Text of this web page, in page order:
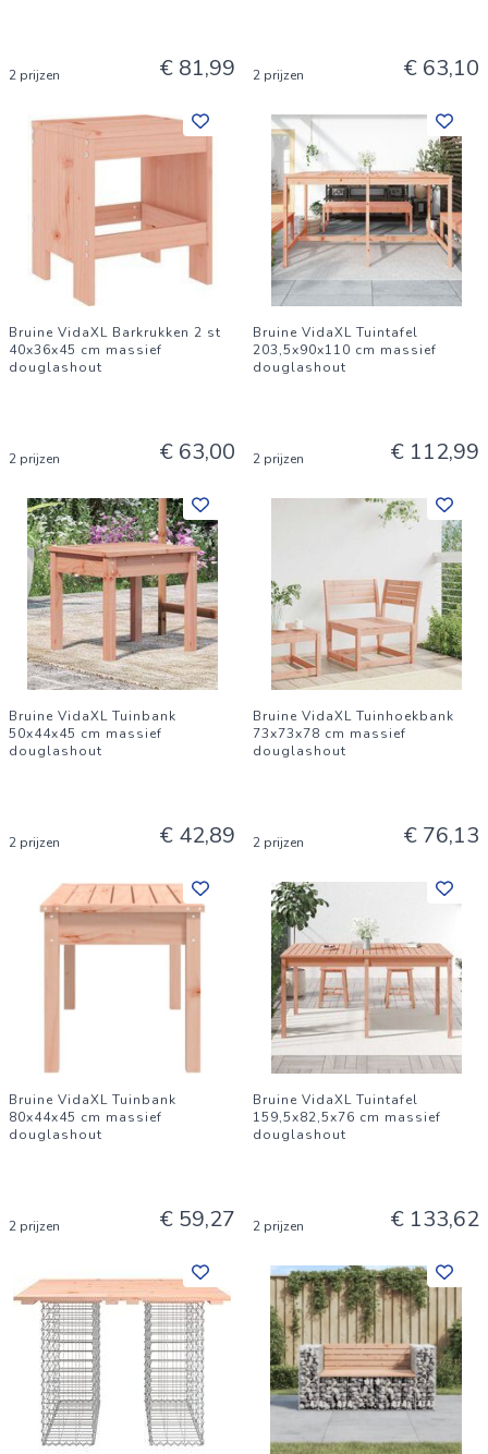
2 prijzen € 81,99 2 prijzen € 63,10
Bruine VidaXL Barkrukken 2 st
40x36x45 cm massief
douglashout
2 prijzen € 63,00
Bruine VidaXL Tuintafel
203,5x90x110 cm massief
douglashout
2 prijzen € 112,99
Bruine VidaXL Tuinbank
50x44x45 cm massief
douglashout
2 prijzen € 42,89
Bruine VidaXL Tuinhoekbank
73x73x78 cm massief
douglashout
2 prijzen € 76,13
Bruine VidaXL Tuinbank
80x44x45 cm massief
douglashout
2 prijzen € 59,27
Bruine VidaXL Tuintafel
159,5x82,5x76 cm massief
douglashout
2 prijzen € 133,62